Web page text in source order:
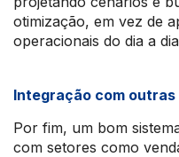
otimização, em vez de
operacionais do dia a
Integração com
Por fim, um bom
com setores como